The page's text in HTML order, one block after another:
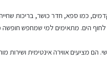
כמו ספא, חדר כושר, בריכות
לחוף הים. מתאימים למי שמחפש
הם מציעים אווירה אינטימית ושירות